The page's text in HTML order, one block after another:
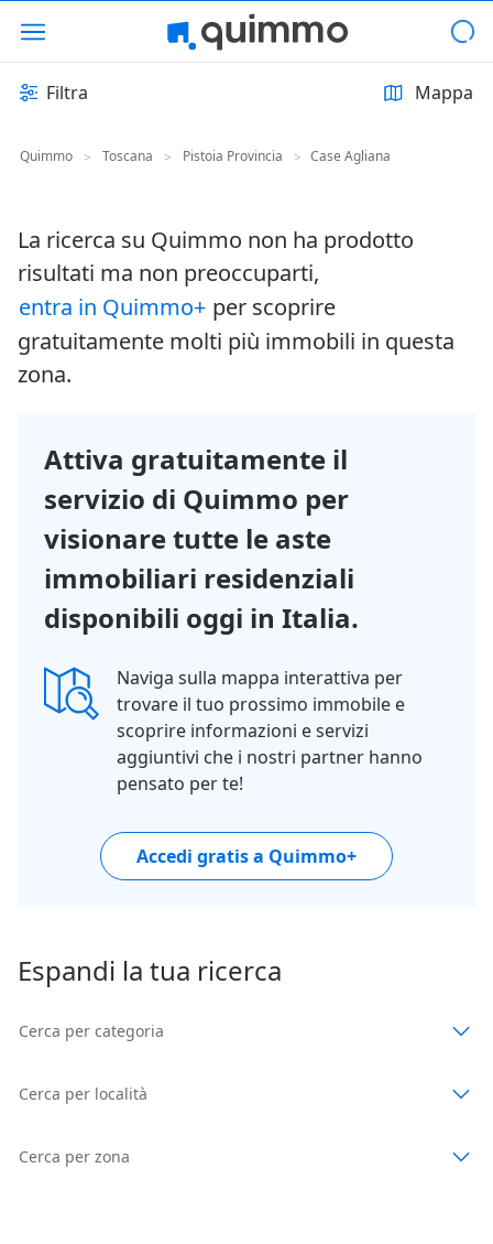
Filtra Mappa
Quimmo > Toscana > Pistoia Provincia > Case Agliana
La ricerca su Quimmo non ha prodotto
risultati ma non preoccuparti,
entra in Quimmo+ per scoprire
gratuitamente molti più immobili in questa
zona.
Attiva gratuitamente il
servizio di Quimmo per
visionare tutte le aste
immobiliari residenziali
disponibili oggi in Italia.
Naviga sulla mappa interattiva per
trovare il tuo prossimo immobile e
scoprire informazioni e servizi
aggiuntivi che i nostri partner hanno
pensato per te!
Accedi gratis a Quimmo+
Espandi la tua ricerca
Cerca per categoria
Cerca per località
Cerca per zona